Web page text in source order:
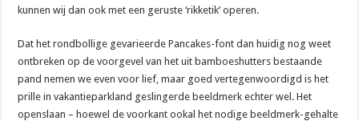
kunnen wij dan ook met een geruste ‘rikketik’ operen.
Dat het rondbollige gevarieerde Pancakes-font dan huidig nog weet
ontbreken op de voorgevel van het uit bamboeshutters bestaande
pand nemen we even voor lief, maar goed vertegenwoordigd is het
prille in vakantieparkland geslingerde beeldmerk echter wel. Het
openslaan – hoewel de voorkant ookal het nodige beeldmerk-gehalte